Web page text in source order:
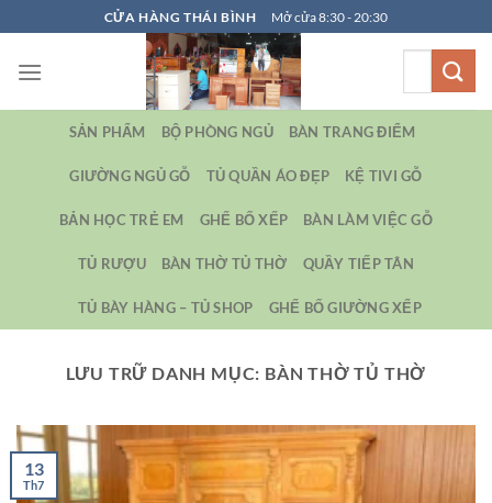
qua
nội
CỬA HÀNG THÁI BÌNH Mở cửa 8:30 - 20:30
SẢN PHẨM BỘ PHÒNG NGỦ BÀN TRANG ĐIỂM
GIƯỜNG NGỦ GỖ TỦ QUẦN ÁO ĐẸP KỆ TIVI GỖ
BẢN HỌC TRẺ EM GHẾ BỐ XẾP BÀN LÀM VIỆC GỖ
TỦ RƯỢU BÀN THỜ TỦ THỜ QUẦY TIẾP TÂN
TỦ BÀY HÀNG – TỦ SHOP GHẾ BỐ GIƯỜNG XẾP
LƯU TRỮ DANH MỤC: BÀN THỜ TỦ THỜ
13
Th7